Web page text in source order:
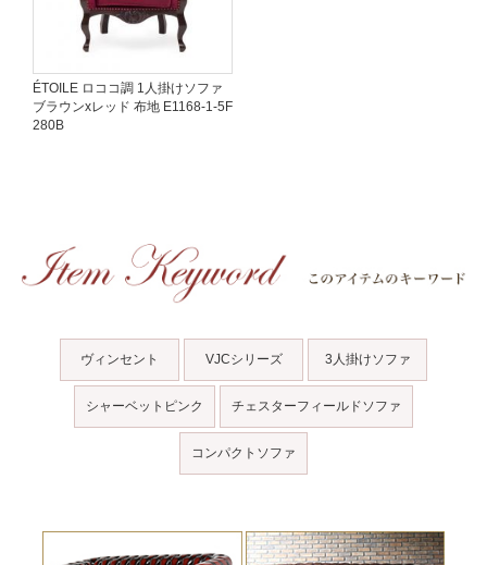
ÉTOILE ロココ調 1人掛けソファ
ブラウンxレッド 布地 E1168-1-5F
280B
ヴィンセント VJCシリーズ 3人掛けソファ
シャーベットピンク チェスターフィールドソファ
コンパクトソファ